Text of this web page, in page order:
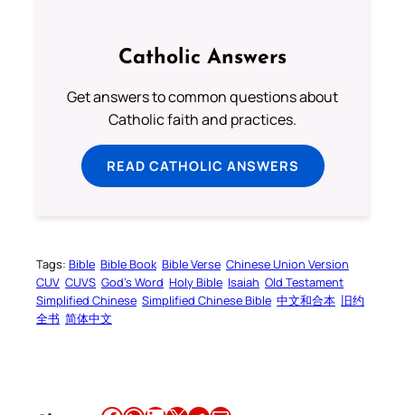
Catholic Answers
Get answers to common questions about
Catholic faith and practices.
READ CATHOLIC ANSWERS
Tags: Bible Bible Book Bible Verse Chinese Union Version
CUV CUVS God’s Word Holy Bible Isaiah Old Testament
Simplified Chinese Simplified Chinese Bible 中文和合本 旧约
全书 简体中文